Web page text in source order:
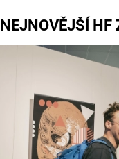
NEJNOVĚJŠÍ HF